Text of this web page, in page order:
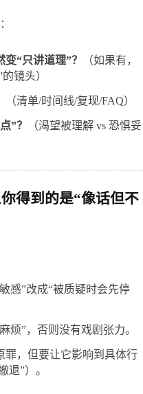
“只讲道理”？
（如果有，
镜头）
（清单/时间线/复现/FAQ）
”？
（渴望被理解 vs 恐惧妥
得到的是“像话但不
感”改成“被质疑时会先停
烦”，否则没有戏剧张力。
罪，但要让它影响到具体行
退”）。